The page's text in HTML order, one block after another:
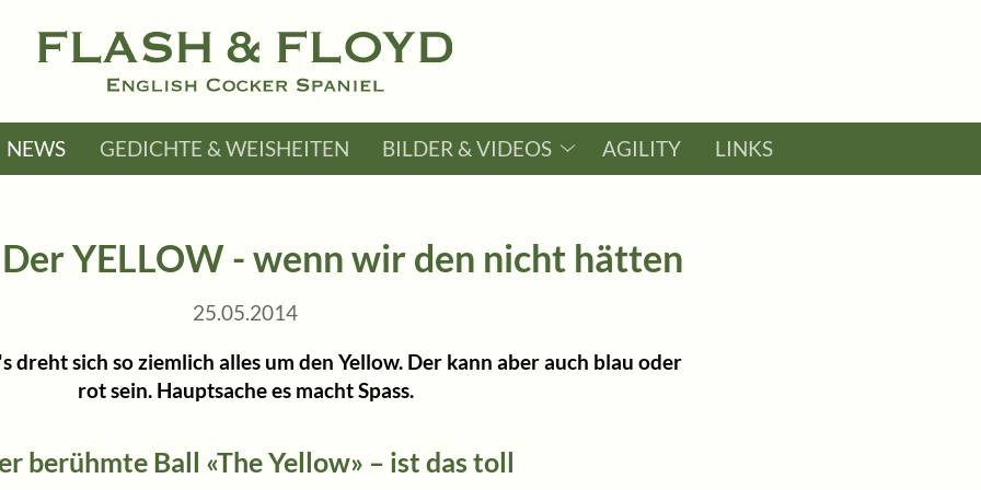
NEWS GEDICHTE & WEISHEITEN BILDER & VIDEOS AGILITY LINKS
YELLOW - wenn wir den nicht hätten
25.05.2014
dreht sich so ziemlich alles um den Yellow. Der kann aber auch blau oder
rot sein. Hauptsache es macht Spass.
berühmte Ball «The Yellow» – ist das toll